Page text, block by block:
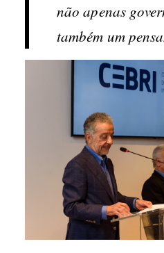
não apenas
também um